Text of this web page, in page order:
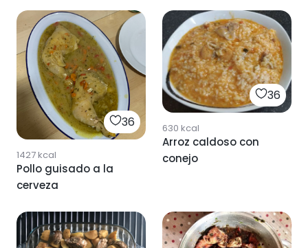
36
1427kcal
Pollo guisado a la
cerveza
36
630 kcal
Arroz caldoso con
conejo